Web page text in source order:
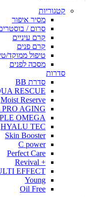
קטגוריות
מסיר איפור
סרום /
קרם עיניים
קרם פנים
טיפול ממוקד/
מסכה לפנים
סדרות
סדרת BB
RESCUE
Moist Reserve
AGING
OMEGA
HYALU TEC
Skin Booster
C power
Perfect Care
+ Revival
EFFECT
Young
Oil Free